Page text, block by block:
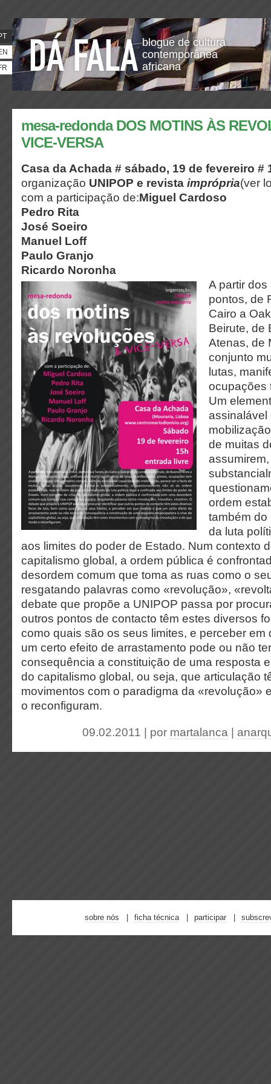
blogue de cultura
contemporânea
africana
mesa-redonda DOS MOTINS ÀS
VICE-VERSA
Casa da Achada # sábado, 19 de fevereiro #
organização UNIPOP e revista imprópria(ver
com a participação de:Miguel Cardoso
Pedro Rita
José Soeiro
Manuel Loff
Paulo Granjo
Ricardo Noronha
A partir
pontos, de
Cairo a
Beirute, de
Atenas, de
conjunto
lutas,
ocupações
Um
assinalável
de muitas
ordem
também do
da luta
aos limites do poder de Estado. Num contexto
capitalismo global, a ordem pública é
desordem comum que toma as ruas como o
resgatando palavras como «revolução»,
debate que propõe a UNIPOP passa por
outros pontos de contacto têm estes diversos
como quais são os seus limites, e perceber em
um certo efeito de arrastamento pode ou não
consequência a constituição de uma resposta
do capitalismo global, ou seja, que articulação
movimentos com o paradigma da «revolução»
o reconfiguram.
09.02.2011 | por martalanca
sobre nós ficha técnica participar